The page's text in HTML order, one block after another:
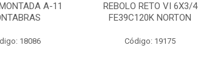
A-11
18086
REBOLO RETO VI 6X3/4
FE39C120K NORTON
Código: 19175